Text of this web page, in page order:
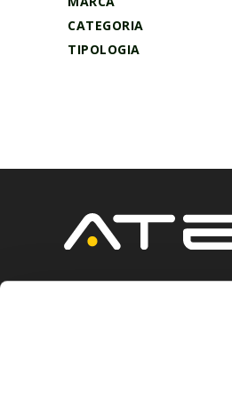
CATEGORIA
TIPOLOGIA